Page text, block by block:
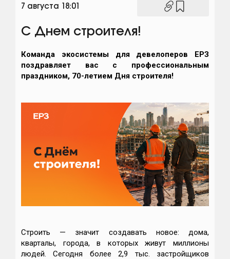
7 августа 18:01
С Днем строителя!
Команда экосистемы для девелоперов ЕРЗ
поздравляет вас с профессиональным
праздником, 70-летием Дня строителя!
Строить — значит создавать новое: дома,
кварталы, города, в которых живут миллионы
людей. Сегодня более 2,9 тыс. застройщиков